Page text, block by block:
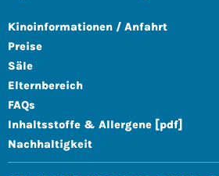
Kinoinformationen / Anfahrt
Preise
Säle
Elternbereich
FAQs
Inhaltsstoffe & Allergene [pdf]
Nachhaltigkeit